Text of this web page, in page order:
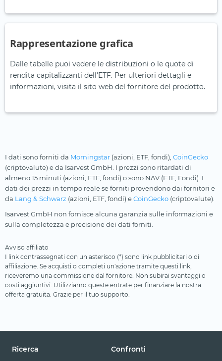
Rappresentazione grafica
Dalle tabelle puoi vedere le distribuzioni o le quote di
rendita capitalizzanti dell'ETF. Per ulteriori dettagli e
informazioni, visita il sito web del fornitore del prodotto.
I dati sono forniti da Morningstar (azioni, ETF, fondi), CoinGecko
(criptovalute) e da Isarvest GmbH. I prezzi sono ritardati di
almeno 15 minuti (azioni, ETF, fondi) o sono NAV (ETF, Fondi). I
dati dei prezzi in tempo reale se forniti provendono dai fornitori e
da Lang & Schwarz (azioni, ETF, fondi) eCoinGecko (criptovalute).
Isarvest GmbH non fornisce alcuna garanzia sulle informazioni e
sulla completezza e precisione dei dati forniti.
Avviso affiliato
I link contrassegnati con un asterisco (*) sono link pubblicitari o di
affiliazione. Se acquisti o completi un'azione tramite questi link,
riceveremo una commissione dal fornitore. Non subirai svantaggi o
costi aggiuntivi. Utilizziamo queste entrate per finanziare la nostra
offerta gratuita. Grazie per il tuo supporto.
Ricerca Confronti